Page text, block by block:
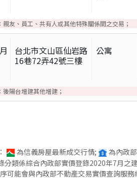
親友、員工、共有人或其他特殊關係間之交易；
月
台北市文山區仙岩路
16巷72弄42號三樓
公寓
後陽台增建其他增建；
為信義房屋最新成交行情; 為內政
分類係綜合內政部實價登錄2020年7月之
可能會與內政部不動產交易實價查詢服